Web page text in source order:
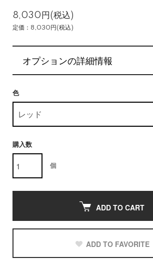
8,030円(税込)
定価：8,030円(税込)
オプションの詳細情報
色
購入数
個
ADD TO CART
ADD TO FAVORITE